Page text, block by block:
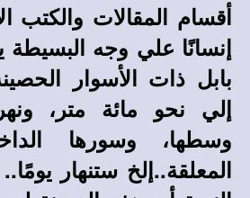
أقسام المقالات والكتب
إنسانًا علي وجه
بابل ذات الأسوار
إلي نحو مائة متر،
وسطها، وسورها
المعلقة..إلخ ستنهار